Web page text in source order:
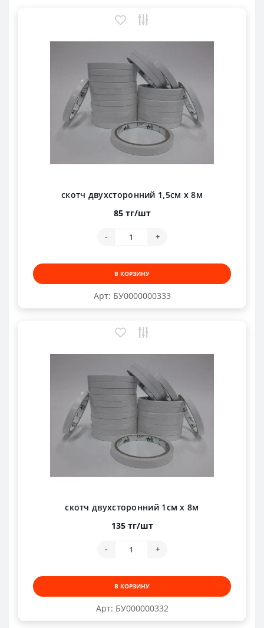
Арт: БУ0000000333
скотч двухсторонний 1,5см х 8м
85 тг/шт
- +
В КОРЗИНУ
Арт: БУ000000332
скотч двухсторонний 1см х 8м
135 тг/шт
- +
В КОРЗИНУ